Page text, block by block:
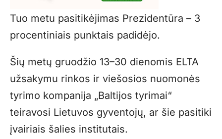
Tuo metu pasitikėjimas Prezidentūra – 3
procentiniais punktais padidėjo.
Šių metų gruodžio 13–30 dienomis ELTA
užsakymu rinkos ir viešosios nuomonės
tyrimo kompanija „Baltijos tyrimai“
teiravosi Lietuvos gyventojų, ar šie pasitiki
įvairiais šalies institutais.